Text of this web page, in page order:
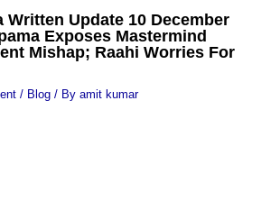
Written Update 10 December
Exposes Mastermind
Mishap; Raahi Worries For
/ Blog/ By amit kumar